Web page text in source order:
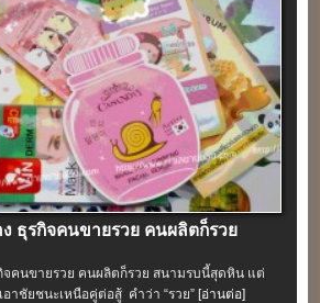
ง ธุรกิจคนขายรวย คนผลิตก็รวย
จคนขายรวย คนผลิตก็รวย สนามรบนี้สุดหิน แต่
าชัยชนะเหนือคู่ต่อสู้ คำว่า “รวย”[อ่านต่อ]